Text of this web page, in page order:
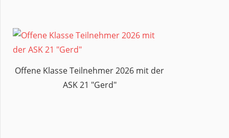
Offene Klasse Teilnehmer 2026 mit der
ASK 21 "Gerd"